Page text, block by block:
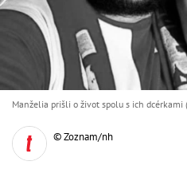
Manželia prišli o život spolu s ich
© Zoznam/nh